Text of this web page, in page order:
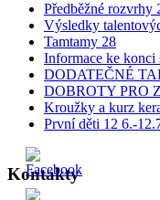
Předběžné rozvrhy
Výsledky
Tamtamy 28
Informace ke konci
DODATEČNÉ
DOBROTY PRO
Kroužky a kurz
První děti 12 6.-
Kontakty